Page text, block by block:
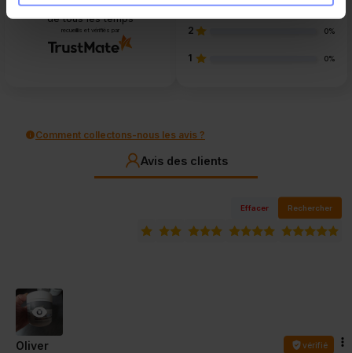
79Avis de clients
de tous les temps
recueillis et vérifiés par
3 1%
2 0%
1 0%
Comment collectons-nous les avis ?
Avis des clients
Effacer Rechercher
Oliver vérifié